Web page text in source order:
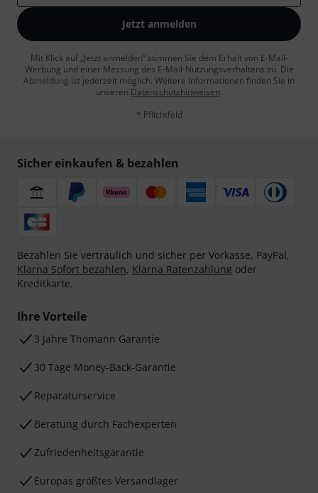
Jetzt anmelden
Mit Klick auf „Jetzt anmelden“ stimmen Sie dem Erhalt von E-Mail-
Werbung und einer Messung des E-Mail-Nutzungsverhaltens zu. Die
Abmeldung ist jederzeit möglich. Weitere Informationen finden Sie in
unseren Datenschutzhinweisen.
* Pflichtfeld
Sicher einkaufen & bezahlen
Bezahlen Sie vertraulich und sicher per Vorkasse, PayPal,
Klarna Sofort bezahlen, Klarna Ratenzahlung oder
Kreditkarte.
Ihre Vorteile
3 Jahre Thomann Garantie
30 Tage Money-Back-Garantie
Reparaturservice
Beratung durch Fachexperten
Zufriedenheitsgarantie
Europas größtes Versandlager